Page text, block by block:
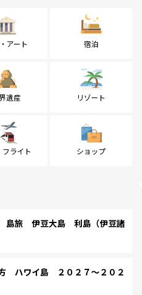
アート 宿泊
遺産 リゾート
ライト ショップ
島旅 伊豆大島 利島（伊豆諸
ハワイ島 ２０２７～２０２